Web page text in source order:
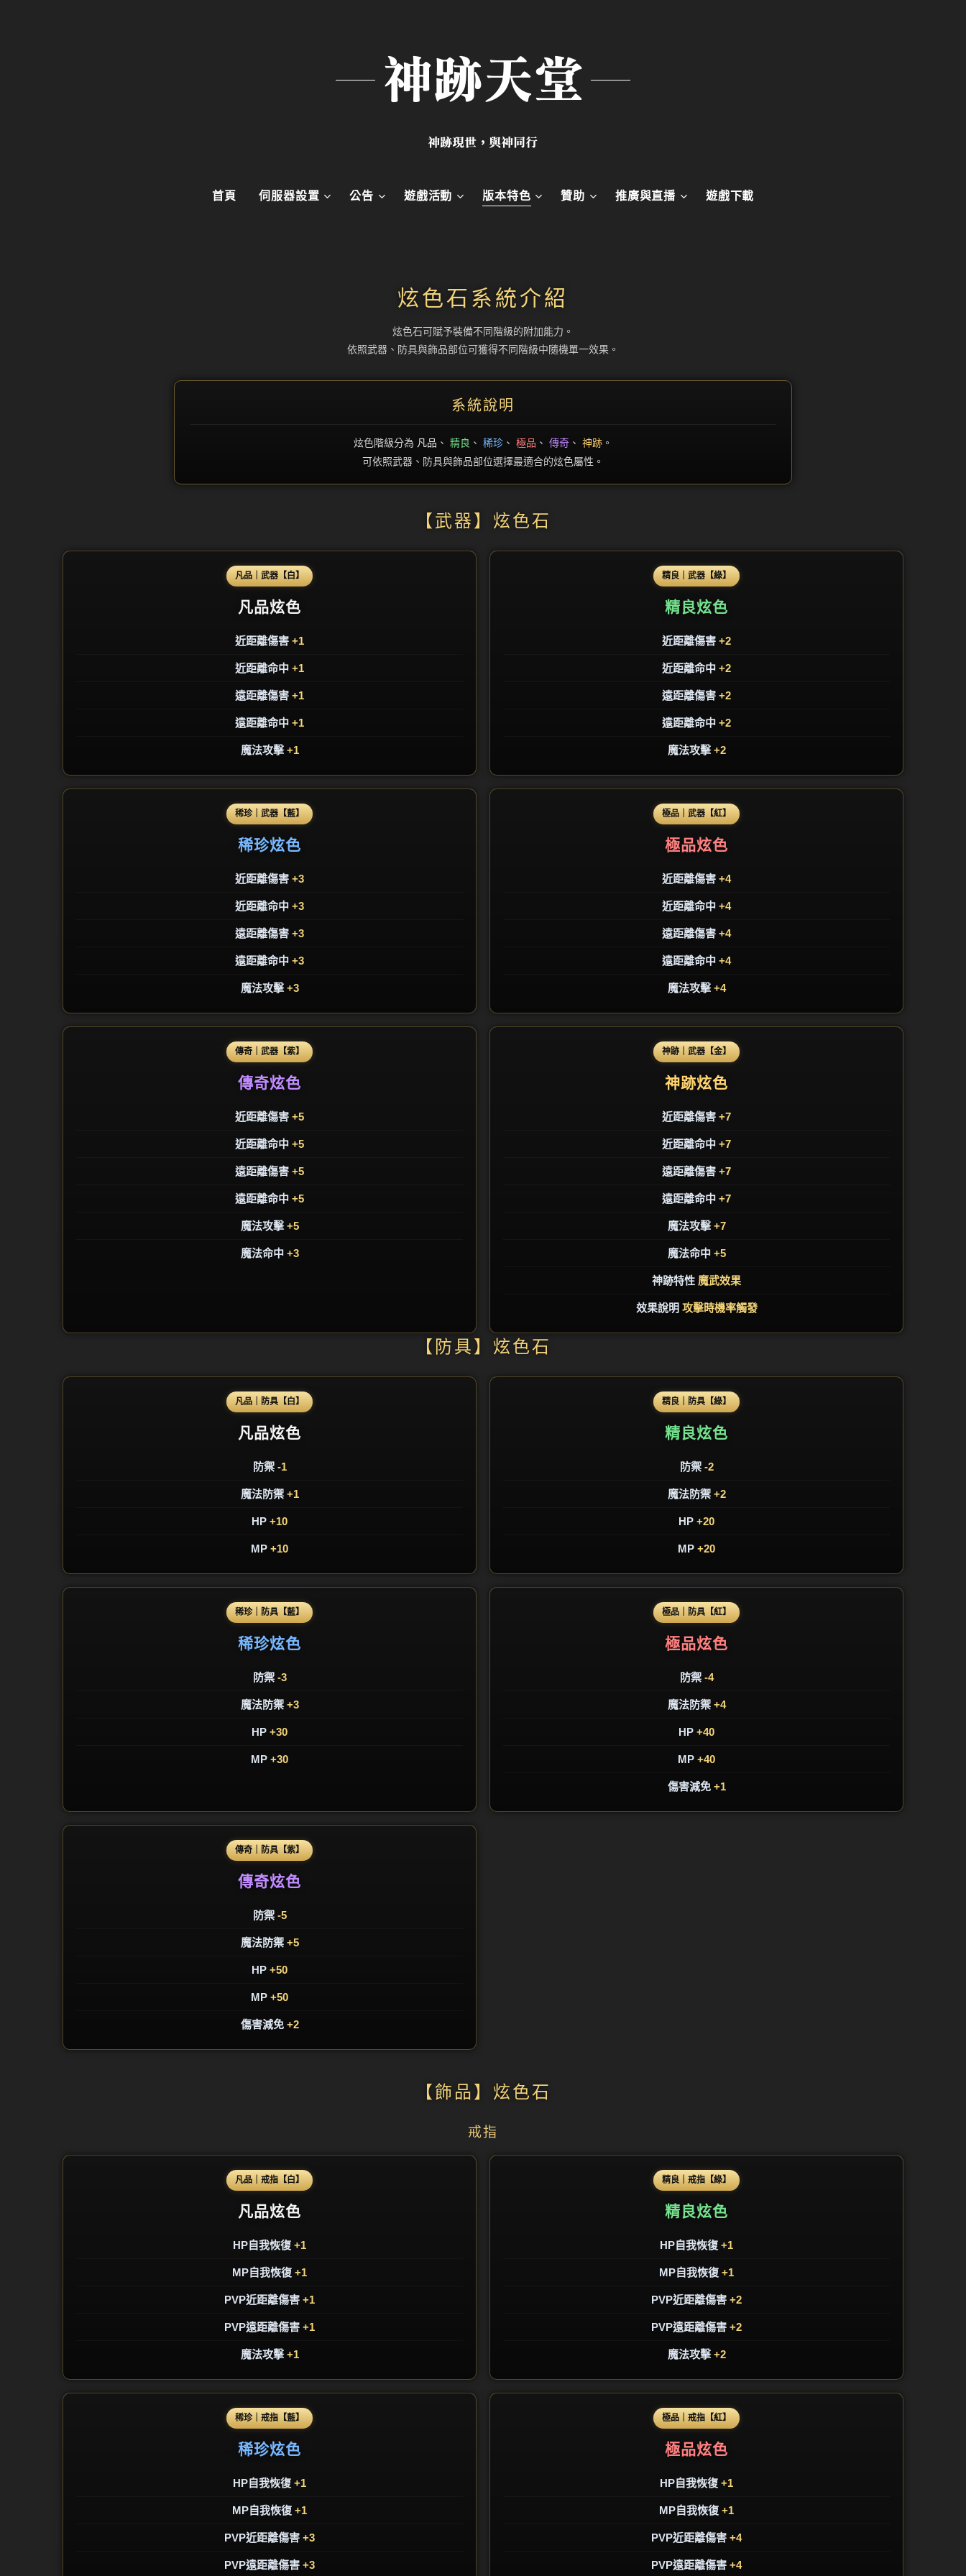
神跡天堂
神跡現世，與神同行
首頁 伺服器設置 公告 遊戲活動 版本特色 贊助 推廣與直播 遊戲下載
炫色石系統介紹
炫色石可賦予裝備不同階級的附加能力。
依照武器、防具與飾品部位可獲得不同階級中隨機單一效果。
系統說明
炫色階級分為 凡品 、 精良 、 稀珍 、 極品 、 傳奇 、 神跡 。
可依照武器、防具與飾品部位選擇最適合的炫色屬性。
【武器】炫色石
凡品｜武器【白】
凡品炫色
近距離傷害 +1
近距離命中 +1
遠距離傷害 +1
遠距離命中 +1
魔法攻擊 +1
精良｜武器【綠】
精良炫色
近距離傷害 +2
近距離命中 +2
遠距離傷害 +2
遠距離命中 +2
魔法攻擊 +2
稀珍｜武器【藍】
稀珍炫色
近距離傷害 +3
近距離命中 +3
遠距離傷害 +3
遠距離命中 +3
魔法攻擊 +3
極品｜武器【紅】
極品炫色
近距離傷害 +4
近距離命中 +4
遠距離傷害 +4
遠距離命中 +4
魔法攻擊 +4
傳奇｜武器【紫】
傳奇炫色
近距離傷害 +5
近距離命中 +5
遠距離傷害 +5
遠距離命中 +5
魔法攻擊 +5
魔法命中 +3
神跡｜武器【金】
神跡炫色
近距離傷害 +7
近距離命中 +7
遠距離傷害 +7
遠距離命中 +7
魔法攻擊 +7
魔法命中 +5
神跡特性 魔武效果
效果說明 攻擊時機率觸發
【防具】炫色石
凡品｜防具【白】
凡品炫色
防禦 -1
魔法防禦 +1
HP +10
MP +10
精良｜防具【綠】
精良炫色
防禦 -2
魔法防禦 +2
HP +20
MP +20
稀珍｜防具【藍】
稀珍炫色
防禦 -3
魔法防禦 +3
HP +30
MP +30
極品｜防具【紅】
極品炫色
防禦 -4
魔法防禦 +4
HP +40
MP +40
傷害減免 +1
傳奇｜防具【紫】
傳奇炫色
防禦 -5
魔法防禦 +5
HP +50
MP +50
傷害減免 +2
【飾品】炫色石
戒指
凡品｜戒指【白】
凡品炫色
HP自我恢復 +1
MP自我恢復 +1
PVP近距離傷害 +1
PVP遠距離傷害 +1
魔法攻擊 +1
精良｜戒指【綠】
精良炫色
HP自我恢復 +1
MP自我恢復 +1
PVP近距離傷害 +2
PVP遠距離傷害 +2
魔法攻擊 +2
稀珍｜戒指【藍】
稀珍炫色
HP自我恢復 +1
MP自我恢復 +1
PVP近距離傷害 +3
PVP遠距離傷害 +3
極品｜戒指【紅】
極品炫色
HP自我恢復 +1
MP自我恢復 +1
PVP近距離傷害 +4
PVP遠距離傷害 +4